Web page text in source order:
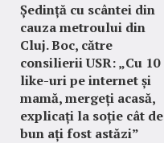
Ședință cu scântei din
cauza metroului din
Cluj. Boc, către
consilierii USR: „Cu 10
like-uri pe internet și
mamă, mergeți acasă,
explicați la soție cât de
bun ați fost astăzi”